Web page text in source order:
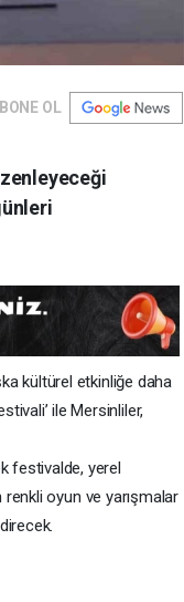
OL
kültürel etkinliğe daha
ile Mersinliler,
festivalde, yerel
oyun ve yarışmalar